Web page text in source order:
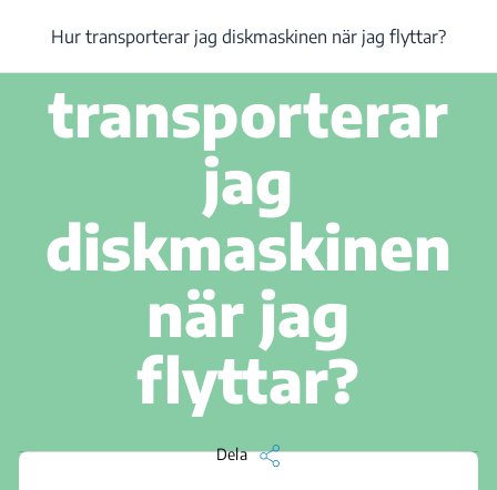
Hur transporterar jag diskmaskinen när jag flyttar?
Hur
transporterar
jag
diskmaskinen
när jag
flyttar?
Dela
Hur transporterar jag diskmaskinen när jag flyttar?